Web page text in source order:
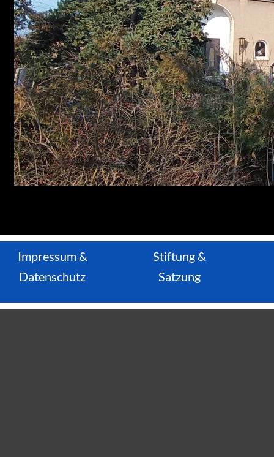
Impressum&
Datenschutz
Stiftung &
Satzung